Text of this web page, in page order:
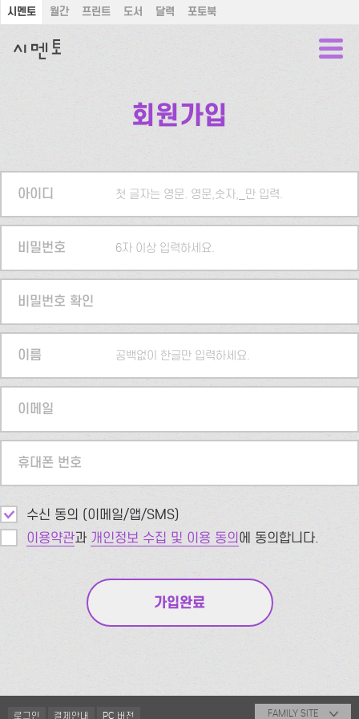
시멘토 월간 프린트 도서 달력 포토북
회원가입
아이디 첫 글자는 영문. 영문,숫자,_만 입력.
비밀번호 6자 이상 입력하세요.
비밀번호 확인
이름 공백없이 한글만 입력하세요.
이메일
휴대폰 번호
수신 동의 (이메일/앱/SMS)
이용약관과 개인정보 수집 및 이용 동의에 동의합니다.
로그인 결제안내 PC 버전 FAMILY SITE